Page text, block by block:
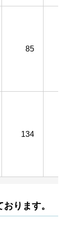
85
134
ります。